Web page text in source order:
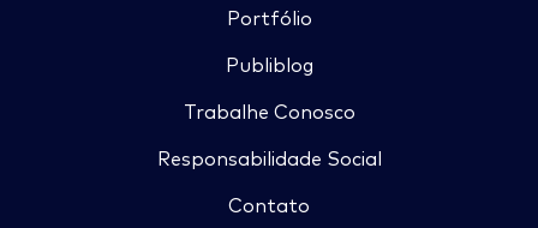
Portfólio
Publiblog
Trabalhe Conosco
Responsabilidade Social
Contato